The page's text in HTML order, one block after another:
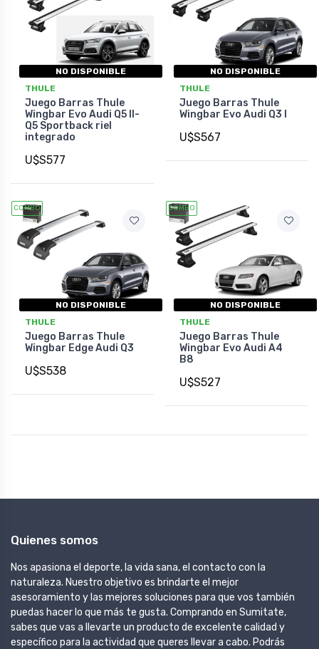
NO DISPONIBLE
THULE
Juego Barras Thule
Wingbar Evo Audi Q5 II-
Q5 Sportback riel
integrado
U$S577
NO DISPONIBLE
THULE
Juego Barras Thule
Wingbar Evo Audi Q3 I
U$S567
COMBO
NO DISPONIBLE
THULE
Juego Barras Thule
Wingbar Edge Audi Q3
U$S538
COMBO
NO DISPONIBLE
THULE
Juego Barras Thule
Wingbar Evo Audi A4
B8
U$S527
Quienes somos
Nos apasiona el deporte, la vida sana, el contacto con la
naturaleza. Nuestro objetivo es brindarte el mejor
asesoramiento y las mejores soluciones para que vos también
puedas hacer lo que más te gusta. Comprando en Sumitate,
sabes que vas a llevarte un producto de excelente calidad y
específico para la actividad que queres llevar a cabo. Podrás